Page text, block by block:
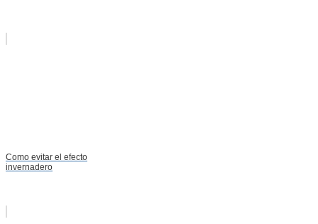
Como evitar el efecto
invernadero